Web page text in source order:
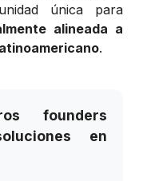
única para
alineada a
.
founders
en